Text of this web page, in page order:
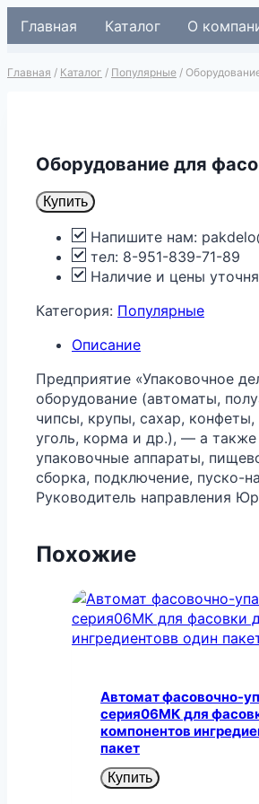
Перейти
Главная Каталог О
Главная / Каталог / Популярные /
Оборудование для
Купить
Напишите нам:
тел: 8-951-839-71-89
Наличие и цены
Категория: Популярные
Описание
Предприятие «Упаковочное
оборудование (автоматы,
чипсы, крупы, сахар,
уголь, корма и др.), — а
упаковочные аппараты,
сборка, подключение, пуско-
Руководитель направления
Похожие
Автомат фасовочно-
серия06МК для
компонентов
пакет
Купить